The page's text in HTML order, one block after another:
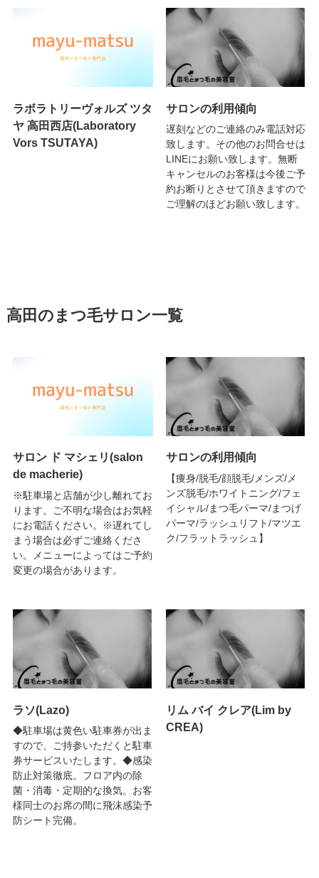
ラボラトリーヴォルズ ツタ
ヤ 高田西店(Laboratory
Vors TSUTAYA)
サロンの利用傾向
遅刻などのご連絡のみ電話対応
致します。その他のお問合せは
LINEにお願い致します。無断
キャンセルのお客様は今後ご予
約お断りとさせて頂きますので
ご理解のほどお願い致します。
高田のまつ毛サロン一覧
サロン ド マシェリ(salon
de macherie)
※駐車場と店舗が少し離れてお
ります。ご不明な場合はお気軽
にお電話ください。※遅れてし
まう場合は必ずご連絡くださ
い。メニューによってはご予約
変更の場合があります。
サロンの利用傾向
【痩身/脱毛/顔脱毛/メンズ/メ
ンズ脱毛/ホワイトニング/フェ
イシャル/まつ毛パーマ/まつげ
パーマ/ラッシュリフト/マツエ
ク/フラットラッシュ】
ラソ(Lazo)
◆駐車場は黄色い駐車券が出ま
すので、ご持参いただくと駐車
券サービスいたします。◆感染
防止対策徹底。フロア内の除
菌・消毒・定期的な換気。お客
様同士のお席の間に飛沫感染予
防シート完備。
リム バイ クレア(Lim by
CREA)